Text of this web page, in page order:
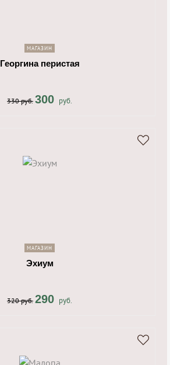
МАГАЗИН
Георгина перистая
330 руб. 300 руб.
МАГАЗИН
Эхиум
320 руб. 290 руб.